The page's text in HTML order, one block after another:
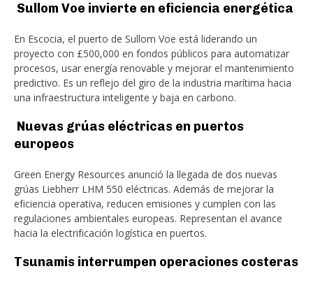
Sullom Voe invierte en eficiencia energética
En Escocia, el puerto de Sullom Voe está liderando un
proyecto con £500,000 en fondos públicos para automatizar
procesos, usar energía renovable y mejorar el mantenimiento
predictivo. Es un reflejo del giro de la industria marítima hacia
una infraestructura inteligente y baja en carbono.
Nuevas grúas eléctricas en puertos
europeos
Green Energy Resources anunció la llegada de dos nuevas
grúas Liebherr LHM 550 eléctricas. Además de mejorar la
eficiencia operativa, reducen emisiones y cumplen con las
regulaciones ambientales europeas. Representan el avance
hacia la electrificación logística en puertos.
Tsunamis interrumpen operaciones costeras